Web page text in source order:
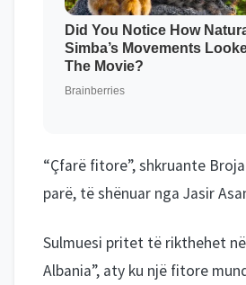
“Çfarë fitore”, shkruante
parë, të shënuar nga Jasir
Sulmuesi pritet të rikthehet
Albania”, aty ku një fitore